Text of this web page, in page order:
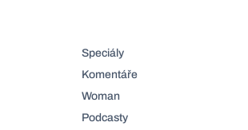
Speciály
Komentáře
Woman
Podcasty